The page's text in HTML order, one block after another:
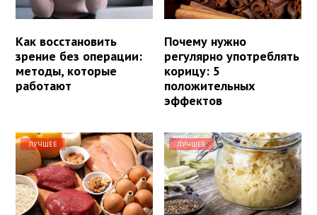
Как восстановить
зрение без операции:
методы, которые
работают
Почему нужно
регулярно употреблять
корицу: 5
положительных
эффектов
ЛУЧШЕЕ ЛУЧШЕЕ